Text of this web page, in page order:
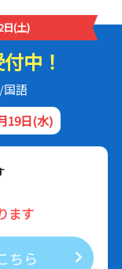
日(土)
中！
国語
19日(水)
ます
ちら